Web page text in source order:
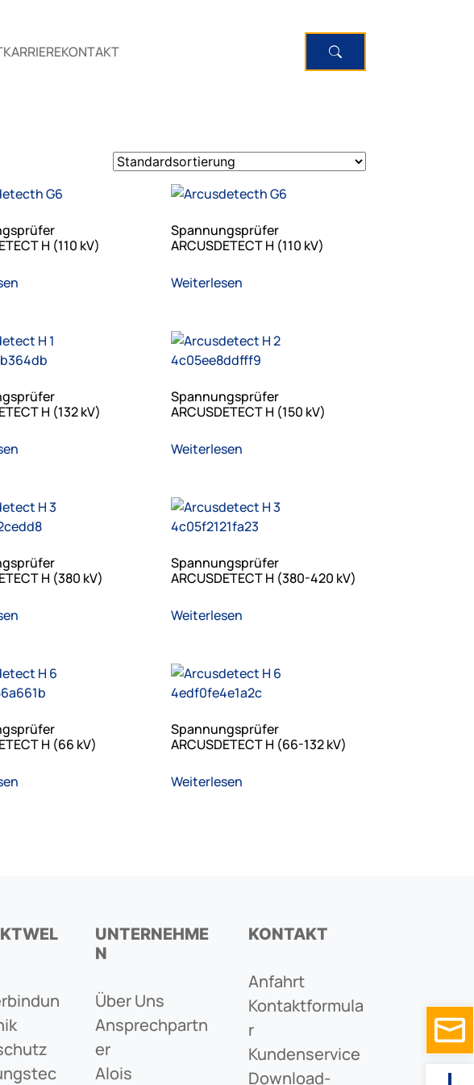
KARRIEREKONTAKT
H (110 kV)
Spannungsprüfer
ARCUSDETECT H (110 kV)
Weiterlesen
H (132 kV)
Spannungsprüfer
ARCUSDETECT H (150 kV)
Weiterlesen
H (380 kV)
Spannungsprüfer
ARCUSDETECT H (380-420 kV)
Weiterlesen
H (66 kV)
Spannungsprüfer
ARCUSDETECT H (66-132 kV)
Weiterlesen
UNTERNEHME
N
Über Uns
Ansprechpartn
Er
Alois
KONTAKT
Anfahrt
Kontaktformula
R
Kundenservice
Download-